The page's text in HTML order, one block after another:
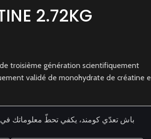
2.72KG
troisième génération scientifiquement
validé de monohydrate de créatine
باش تعدّي كومند، يكفي تحطّ معلوماتك